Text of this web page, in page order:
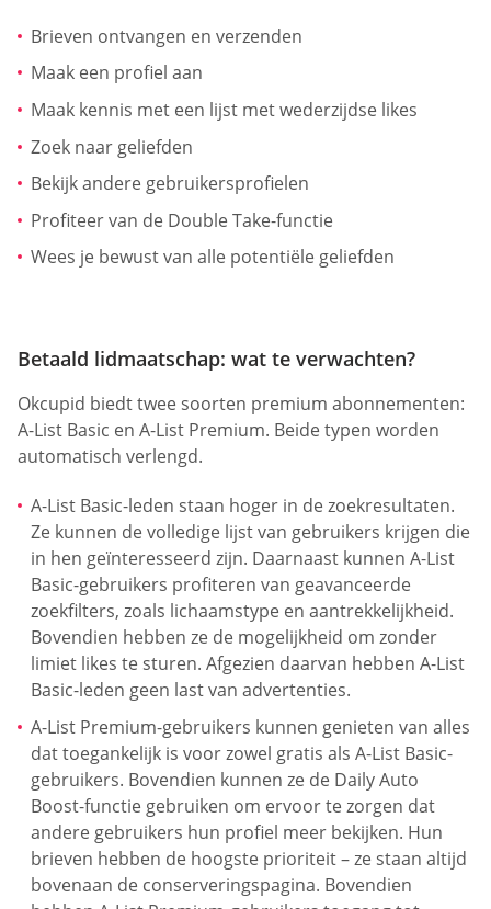
Brieven ontvangen en verzenden
Maak een profiel aan
Maak kennis met een lijst met wederzijdse likes
Zoek naar geliefden
Bekijk andere gebruikersprofielen
Profiteer van de Double Take-functie
Wees je bewust van alle potentiële geliefden
Betaald lidmaatschap: wat te verwachten?
Okcupid biedt twee soorten premium abonnementen:
A-List Basic en A-List Premium. Beide typen worden
automatisch verlengd.
A-List Basic-leden staan hoger in de zoekresultaten.
Ze kunnen de volledige lijst van gebruikers krijgen die
in hen geïnteresseerd zijn. Daarnaast kunnen A-List
Basic-gebruikers profiteren van geavanceerde
zoekfilters, zoals lichaamstype en aantrekkelijkheid.
Bovendien hebben ze de mogelijkheid om zonder
limiet likes te sturen. Afgezien daarvan hebben A-List
Basic-leden geen last van advertenties.
A-List Premium-gebruikers kunnen genieten van alles
dat toegankelijk is voor zowel gratis als A-List Basic-
gebruikers. Bovendien kunnen ze de Daily Auto
Boost-functie gebruiken om ervoor te zorgen dat
andere gebruikers hun profiel meer bekijken. Hun
brieven hebben de hoogste prioriteit – ze staan altijd
bovenaan de conserveringspagina. Bovendien